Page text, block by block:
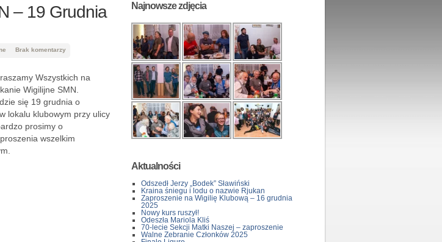
– 19 Grudnia
Brak komentarzy
Wszystkich na
Wigilijne SMN.
się 19 grudnia o
lokalu klubowym przy ulicy
prosimy o
wszelkim
Najnowsze zdjęcia
Aktualności
Odszedł Jerzy „Bodek” Sławiński
Kraina śniegu i lodu o nazwie Rjukan
Zaproszenie na Wigilię Klubową – 16 grudnia
2025
Nowy kurs ruszył!
Odeszła Mariola Kliś
70-lecie Sekcji Matki Naszej – zaproszenie
Walne Zebranie Członków 2025